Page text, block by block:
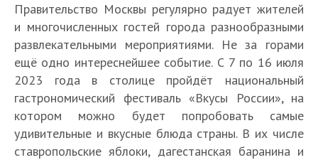
Правительство Москвы регулярно радует жителей
и многочисленных гостей города разнообразными
развлекательными мероприятиями. Не за горами
ещё одно интереснейшее событие. С 7 по 16 июля
2023 года в столице пройдёт национальный
гастрономический фестиваль «Вкусы России», на
котором можно будет попробовать самые
удивительные и вкусные блюда страны. В их числе
ставропольские яблоки, дагестанская баранина и